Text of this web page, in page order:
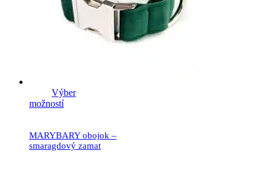
Výber
možností
MARYBARY obojok –
smaragdový zamat